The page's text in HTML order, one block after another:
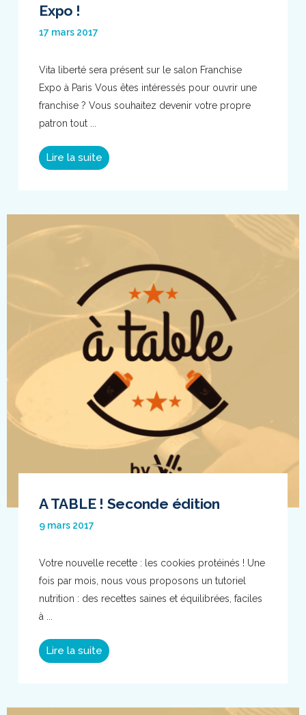
Expo !
17 mars 2017
Vita liberté sera présent sur le salon Franchise
Expo à Paris Vous êtes intéressés pour ouvrir une
franchise ? Vous souhaitez devenir votre propre
patron tout ...
Lire la suite
A TABLE ! Seconde édition
9 mars 2017
Votre nouvelle recette : les cookies protéinés ! Une
fois par mois, nous vous proposons un tutoriel
nutrition : des recettes saines et équilibrées, faciles
à ...
Lire la suite